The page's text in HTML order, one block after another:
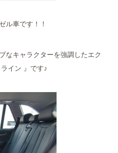
ル車です！！
なキャラクターを強調したエク
イン 』です♪